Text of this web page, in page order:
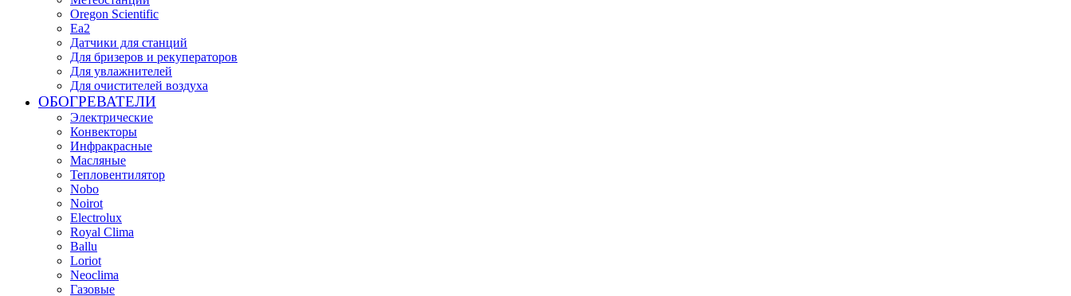
Oregon Scientific
Ea2
Датчики для станций
Для бризеров и рекуператоров
Для увлажнителей
Для очистителей воздуха
ОБОГРЕВАТЕЛИ
Электрические
Конвекторы
Инфракрасные
Масляные
Тепловентилятор
Nobo
Noirot
Electrolux
Royal Clima
Ballu
Loriot
Neoclima
Газовые